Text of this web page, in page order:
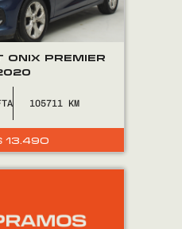
ONIX PREMIER
105711
13.490